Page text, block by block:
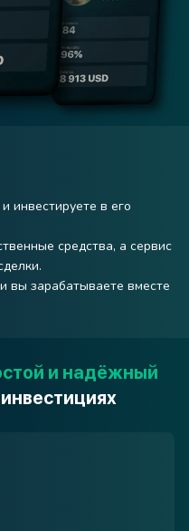
инвестируете в его
средства, а сервис
вы зарабатываете вместе
и надёжный